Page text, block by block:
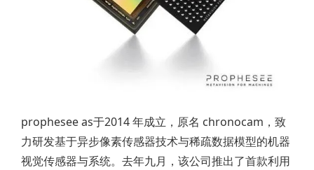
prophesee as于2014 年成立，原名 chronocam，致
力研发基于异步像素传感器技术与稀疏数据模型的机器
视觉传感器与系统。去年九月，该公司推出了首款利用